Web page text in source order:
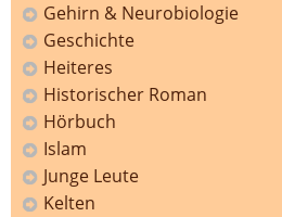
Gehirn & Neurobiologie
Geschichte
Heiteres
Historischer Roman
Hörbuch
Islam
Junge Leute
Kelten